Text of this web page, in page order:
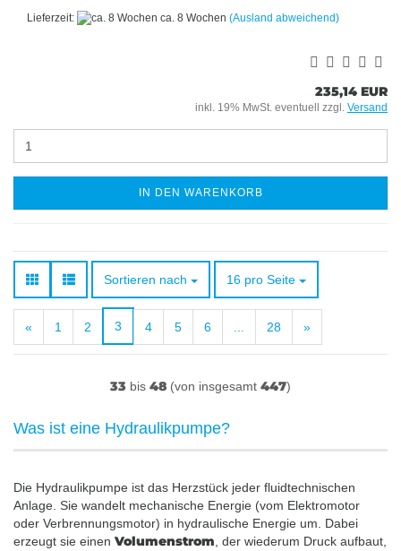
Lieferzeit: ca. 8 Wochen (Ausland abweichend)
235,14 EUR
inkl. 19% MwSt. eventuell zzgl. Versand
IN DEN WARENKORB
Sortieren nach
Sortieren nach 16 pro Seite
pro Seite
« 1 2 3 4 5 6 ... 28 »
33 bis 48 (von insgesamt 447)
Was ist eine Hydraulikpumpe?
Die Hydraulikpumpe ist das Herzstück jeder fluidtechnischen
Anlage. Sie wandelt mechanische Energie (vom Elektromotor
oder Verbrennungsmotor) in hydraulische Energie um. Dabei
erzeugt sie einen Volumenstrom, der wiederum Druck aufbaut,